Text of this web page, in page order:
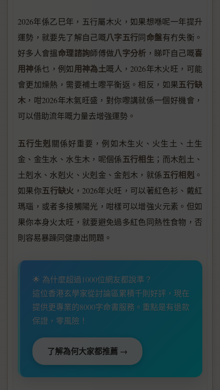
2026年係乙巳年，五行屬木火，如果想喺呢一年提升
運勢，就要先了解自己嘅八字五行同命盤有冇失衡。
好多人會搵命理諮詢師傅做八字分析 ，睇吓自己嘅喜
用神係乜，例如用神為土嘅人，2026年木火旺，可能
會更加燥熱，需要補土嚟平衡返。相反，如果五行缺
木 ，咁2026年木氣旺盛，對你嚟講就係一個好機會，
可以借助流年嘅力量去增強運勢。
五行生剋關係好重要，例如木生火、火生土、土生
金、金生水、水生木，呢個係五行相生 ；而木剋土、
土剋水、水剋火、火剋金、金剋木，就係五行相剋 。
如果你五行缺火 ，2026年火旺，可以著紅色衫、戴紅
瑪瑙，或者多接觸陽光，咁樣可以增強火元素。但如
果你本身火太旺，就要避免過多紅色同熱性食物，否
則容易暴躁同健康出問題。
🌟 為什麼超過1000位網友都說準？
這位香港玄學家從討論區累積千則好評，現在
提供更專業的8000字命書服務。重點是有退款
保證，零風險！
了解為何大家都推薦 →